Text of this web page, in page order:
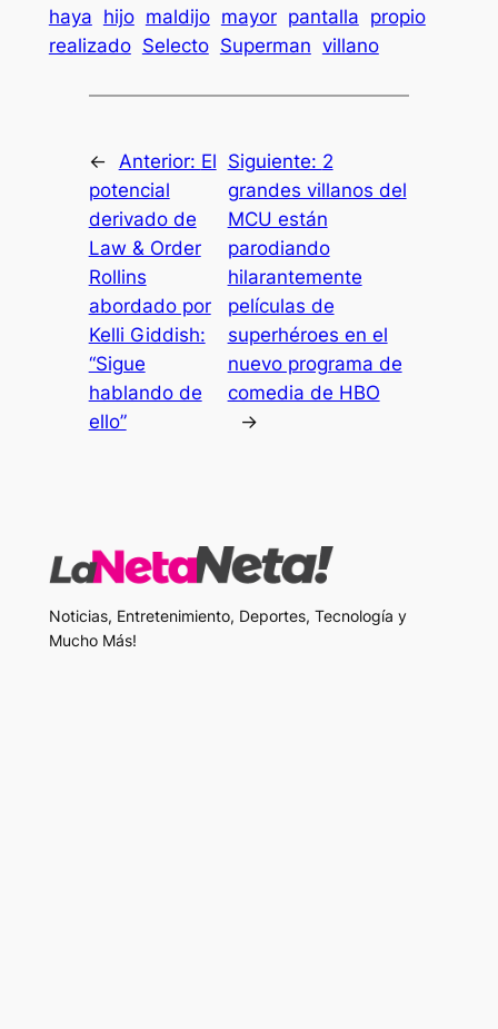
haya hijo maldijo mayor pantalla propio
realizado Selecto Superman villano
← Anterior: El
potencial
derivado de
Law & Order
Rollins
abordado por
Kelli Giddish:
“Sigue
hablando de
ello”
Siguiente: 2
grandes villanos del
MCU están
parodiando
hilarantemente
películas de
superhéroes en el
nuevo programa de
comedia de HBO
→
Noticias, Entretenimiento, Deportes, Tecnología y
Mucho Más!